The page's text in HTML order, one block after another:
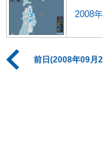
2008
前日(2008年09月